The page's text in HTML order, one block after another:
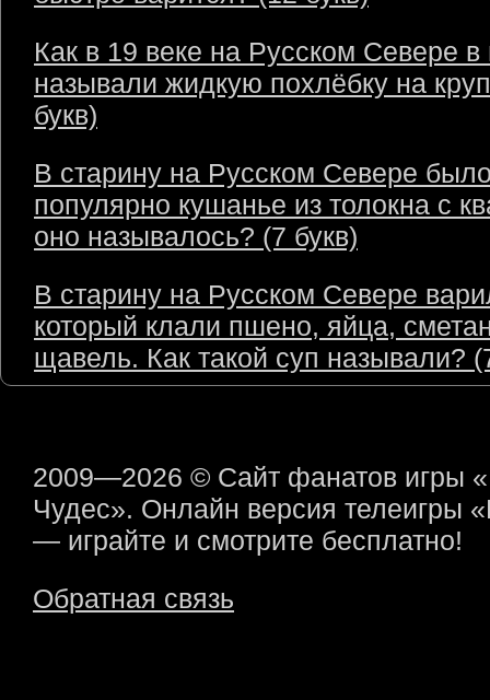
Как в 19 веке на Русском Севере в
называли жидкую похлёбку на
букв)
В старину на Русском Севере
популярно кушанье из толокна с
оно называлось? (7 букв)
В старину на Русском Севере
который клали пшено, яйца,
щавель. Как такой суп называли?
2009—2026 © Сайт фанатов игры
Чудес». Онлайн версия телеигры
— играйте и смотрите бесплатно!
Обратная связь